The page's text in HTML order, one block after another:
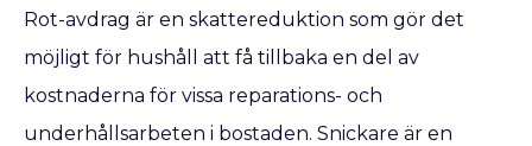
Rot-avdrag är en skattereduktion som gör det
möjligt för hushåll att få tillbaka en del av
kostnaderna för vissa reparations- och
underhållsarbeten i bostaden. Snickare är en